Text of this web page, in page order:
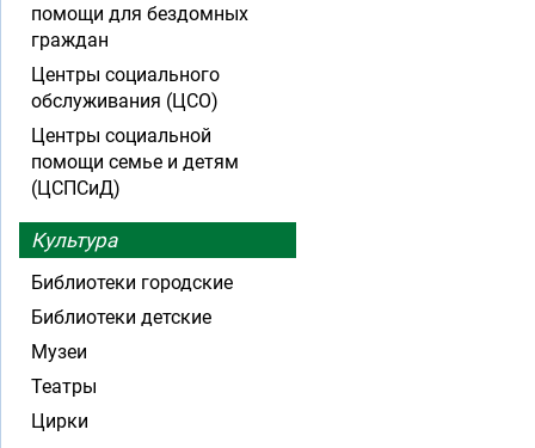
помощи для бездомных
граждан
Центры социального
обслуживания (ЦСО)
Центры социальной
помощи семье и детям
(ЦСПСиД)
Культура
Библиотеки городские
Библиотеки детские
Музеи
Театры
Цирки